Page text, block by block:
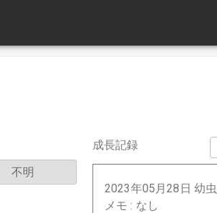
不明
成長記録
2023年05月28日 幼虫
メモ : なし